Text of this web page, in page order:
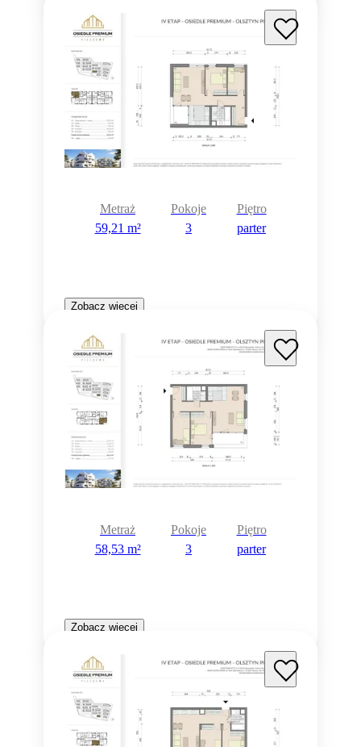
Metraż
59,21 m²
Pokoje
3
Piętro
parter
Zobacz więcej
Metraż
58,53 m²
Pokoje
3
Piętro
parter
Zobacz więcej